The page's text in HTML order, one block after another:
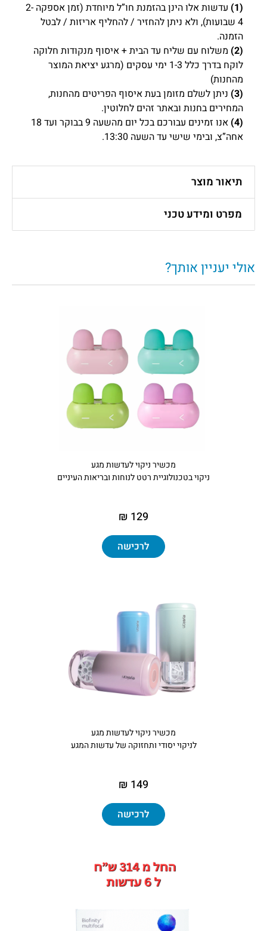
(1)
עדשות אלו הינן בהזמנת חו”ל מיוחדת (זמן אספקה 2-
4 שבועות), ולא ניתן להחזיר / להחליף אריזות / לבטל
הזמנה.
(2)
משלוח עם שליח עד הבית + איסוף מנקודות חלוקה
לוקח בדרך כלל 1-3 ימי עסקים (מרגע יציאת המוצר
מהחנות)
(3)
ניתן לשלם מזומן בעת איסוף הפריטים מהחנות,
המחירים בחנות ובאתר זהים לחלוטין.
(4)
אנו זמינים עבורכם בכל יום מהשעה 9 בבוקר ועד 18
אחה”צ, ובימי שישי עד השעה 13:30.
תיאור מוצר
מפרט ומידע טכני
אולי יעניין אותך?
מכשיר ניקוי לעדשות מגע
ניקוי בטכנולוגיית רטט לנוחות ובריאות העיניים
129 ₪
לרכישה
מכשיר ניקוי לעדשות מגע
לניקוי יסודי ותחזוקה של עדשות המגע
149 ₪
לרכישה